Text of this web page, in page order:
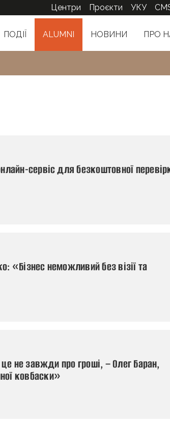
ПОДІЇ ALUMNI НОВИНИ ПРО
Центри Проєкти УКУ
сервіс для безкоштовної
«Бізнес неможливий без візії та
це не завжди про гроші, – Олег Баран,
ковбаски»